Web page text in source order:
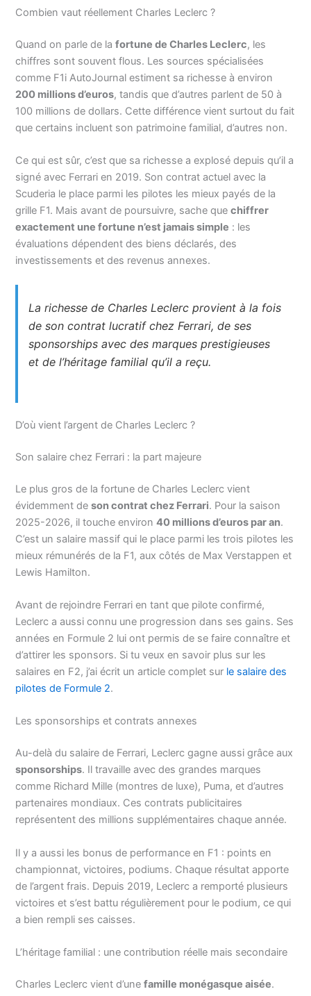
Combien vaut réellement Charles Leclerc ?
Quand on parle de lafortune de Charles Leclerc, les
chiffres sont souvent flous. Les sources spécialisées
comme F1i AutoJournal estiment sa richesse à environ
200 millions d’euros, tandis que d’autres parlent de 50 à
100 millions de dollars. Cette différence vient surtout du fait
que certains incluent son patrimoine familial, d’autres non.
Ce qui est sûr, c’est que sa richesse a explosé depuis qu’il a
signé avec Ferrari en 2019. Son contrat actuel avec la
Scuderia le place parmi les pilotes les mieux payés de la
grille F1. Mais avant de poursuivre, sache quechiffrer
exactement une fortune n’est jamais simple : les
évaluations dépendent des biens déclarés, des
investissements et des revenus annexes.
La richesse de Charles Leclerc provient à la fois
de son contrat lucratif chez Ferrari, de ses
sponsorships avec des marques prestigieuses
et de l’héritage familial qu’il a reçu.
D’où vient l’argent de Charles Leclerc ?
Son salaire chez Ferrari : la part majeure
Le plus gros de la fortune de Charles Leclerc vient
évidemment deson contrat chez Ferrari. Pour la saison
2025-2026, il touche environ40 millions d’euros par an.
C’est un salaire massif qui le place parmi les trois pilotes les
mieux rémunérés de la F1, aux côtés de Max Verstappen et
Lewis Hamilton.
Avant de rejoindre Ferrari en tant que pilote confirmé,
Leclerc a aussi connu une progression dans ses gains. Ses
années en Formule 2 lui ont permis de se faire connaître et
d’attirer les sponsors. Si tu veux en savoir plus sur les
salaires en F2, j’ai écrit un article complet sur le salaire des
pilotes de Formule 2.
Les sponsorships et contrats annexes
Au-delà du salaire de Ferrari, Leclerc gagne aussi grâce aux
sponsorships. Il travaille avec des grandes marques
comme Richard Mille (montres de luxe), Puma, et d’autres
partenaires mondiaux. Ces contrats publicitaires
représentent des millions supplémentaires chaque année.
Il y a aussi les bonus de performance en F1 : points en
championnat, victoires, podiums. Chaque résultat apporte
de l’argent frais. Depuis 2019, Leclerc a remporté plusieurs
victoires et s’est battu régulièrement pour le podium, ce qui
a bien rempli ses caisses.
L’héritage familial : une contribution réelle mais secondaire
Charles Leclerc vient d’unefamille monégasque aisée.